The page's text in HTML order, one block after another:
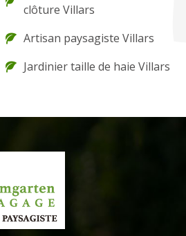
clôture Villars
Artisan paysagiste Villars
Jardinier taille de haie Villars